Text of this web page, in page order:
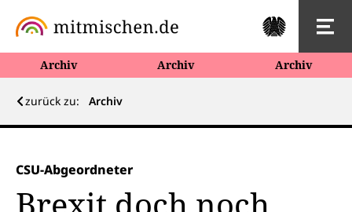
Archiv Archiv Archiv
zurück zu: Archiv
CSU-Abgeordneter